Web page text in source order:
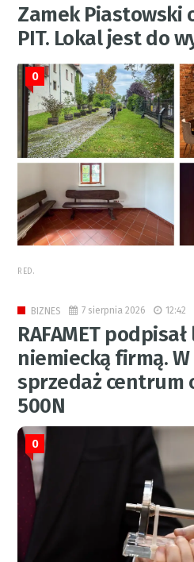
Zamek Piastowski
PIT. Lokal jest do
0
RED.
BIZNES 7 sierpnia 2026 12:42
RAFAMET
niemiecką firmą.
sprzedaż centrum
500N
0